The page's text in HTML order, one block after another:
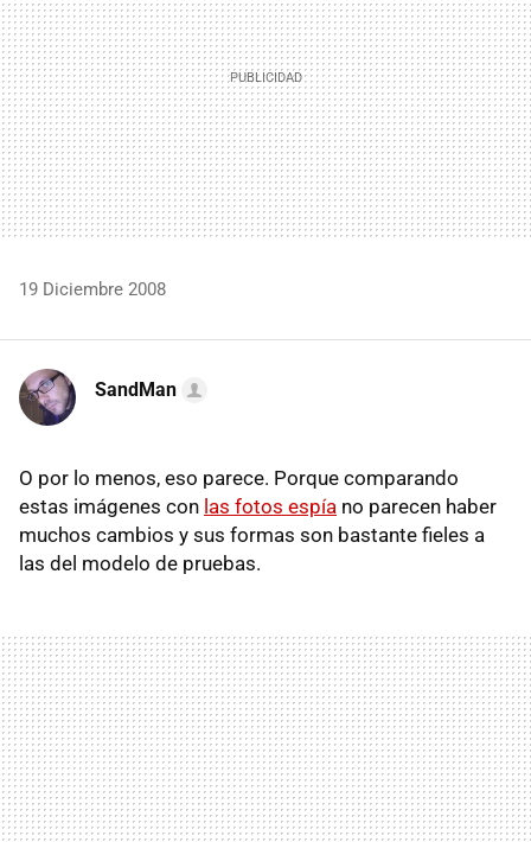
19 Diciembre 2008
SandMan
O por lo menos, eso parece. Porque comparando
estas imágenes con las fotos espía no parecen haber
muchos cambios y sus formas son bastante fieles a
las del modelo de pruebas.